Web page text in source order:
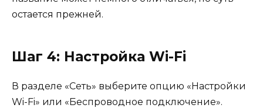
остается прежней.
Шаг 4: Настройка Wi-Fi
В разделе «Сеть» выберите опцию «Настройки
Wi-Fi» или «Беспроводное подключение».